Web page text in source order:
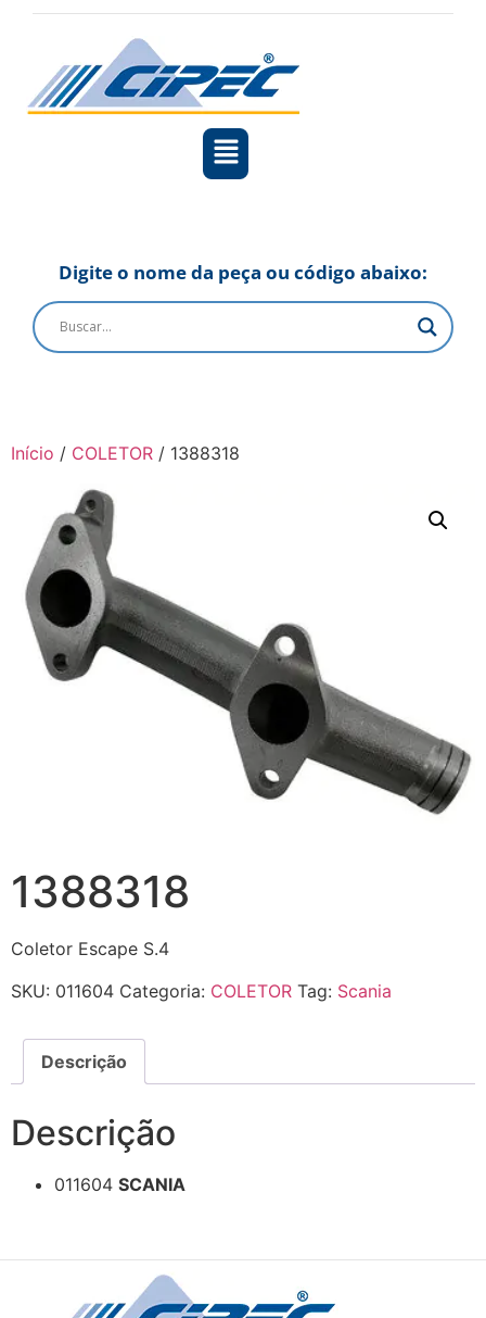
Digite o nome da peça ou código abaixo:
Início / COLETOR / 1388318
1388318
Coletor Escape S.4
SKU: 011604 Categoria: COLETOR Tag: Scania
Descrição
Descrição
011604 SCANIA